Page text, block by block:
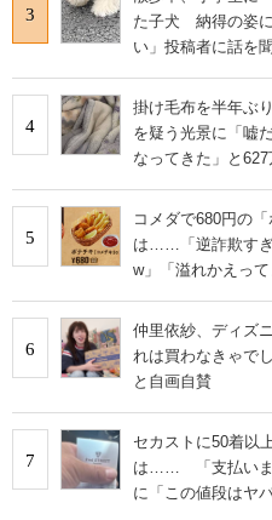
3
た子犬 納得の姿
い」投稿者に話を
4
掛け毛布を半年
を疑う光景に「嘘
なってきた」と
5
コメダで680円の
は……「逆詐欺す
w」「溢れかえって
6
仲里依紗、ディズ
れは買わなきゃで
と自画自賛
7
セカストに50着以
は…… 「支払いま
に「この値段はヤバ